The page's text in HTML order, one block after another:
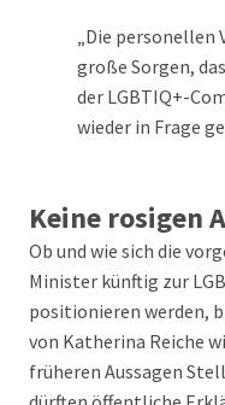
„Die personellen
große Sorgen,
der LGBTIQ+-
wieder in Frage
Keine rosigen
Ob und wie sich die
Minister künftig zur
positionieren werden,
von Katherina Reiche
früheren Aussagen